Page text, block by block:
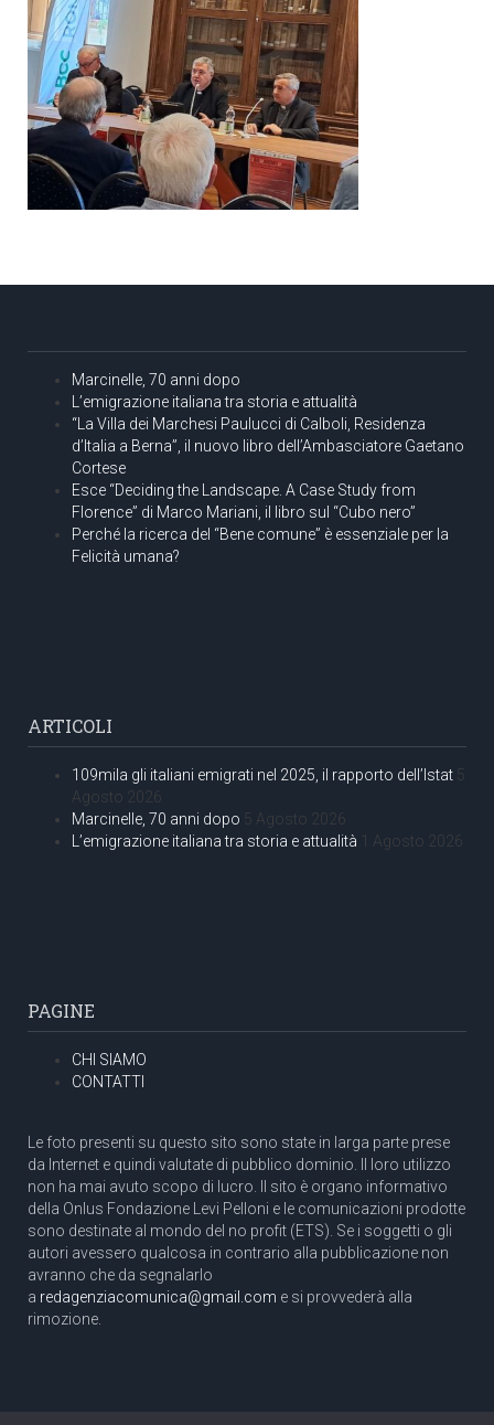
Marcinelle, 70 anni dopo
L’emigrazione italiana tra storia e attualità
“La Villa dei Marchesi Paulucci di Calboli, Residenza
d’Italia a Berna”, il nuovo libro dell’Ambasciatore Gaetano
Cortese
Esce “Deciding the Landscape. A Case Study from
Florence” di Marco Mariani, il libro sul “Cubo nero”
Perché la ricerca del “Bene comune” è essenziale per la
Felicità umana?
ARTICOLI
109mila gli italiani emigrati nel 2025, il rapporto dell’Istat 5
Agosto 2026
Marcinelle, 70 anni dopo 5 Agosto 2026
L’emigrazione italiana tra storia e attualità 1 Agosto 2026
PAGINE
CHI SIAMO
CONTATTI
Le foto presenti su questo sito sono state in larga parte prese
da Internet e quindi valutate di pubblico dominio. Il loro utilizzo
non ha mai avuto scopo di lucro. Il sito è organo informativo
della Onlus Fondazione Levi Pelloni e le comunicazioni prodotte
sono destinate al mondo del no profit (ETS). Se i soggetti o gli
autori avessero qualcosa in contrario alla pubblicazione non
avranno che da segnalarlo
a redagenziacomunica@gmail.com e si provvederà alla
rimozione.